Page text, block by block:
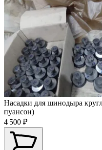
Насадки для шинодыра
пуансон)
4 500 ₽